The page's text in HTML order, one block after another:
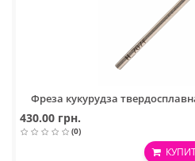
Фреза кукурудза
430.00 грн.
(0)